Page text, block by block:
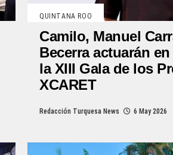
QUINTANA ROO
Camilo, Manuel
Becerra actuarán
la XIII Gala de los
XCARET
Redacción Turquesa News 6 May 2026